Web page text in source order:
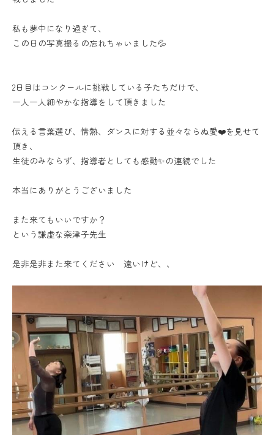
私も夢中になり過ぎて、
この日の写真撮るの忘れちゃいました💦
2日目はコンクールに挑戦している子たちだけで、
一人一人細やかな指導をして頂きました
伝える言葉選び、情熱、ダンスに対する並々ならぬ愛❤️を見せて
頂き、
生徒のみならず、指導者としても感動✨の連続でした
本当にありがとうございました
また来てもいいですか？
という謙虚な奈津子先生
是非是非また来てください 遠いけど、、